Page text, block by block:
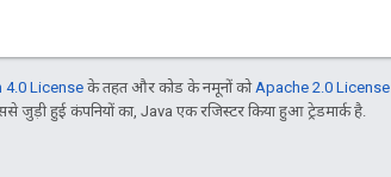
4.0 Licenseके तहत और कोड के नमूनों को Apache 2.0 License
हुई कंपनियों का, Java एक रजिस्टर किया हुआ ट्रेडमार्क है.